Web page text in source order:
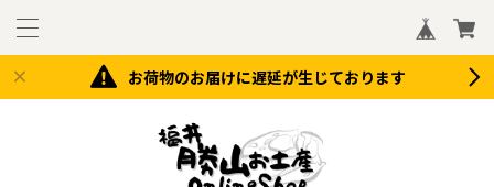
お荷物のお届けに遅延が生じております